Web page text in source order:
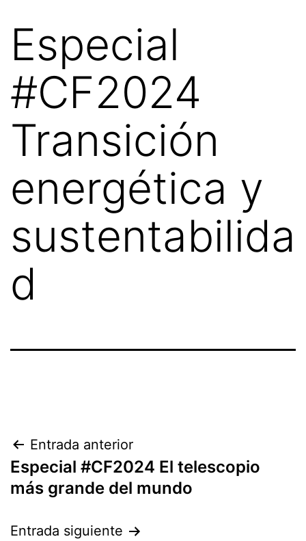
Especial
#CF2024
Transición
energética y
sustentabilida
d
Entrada anterior
Especial #CF2024 El telescopio
más grande del mundo
Entrada siguiente